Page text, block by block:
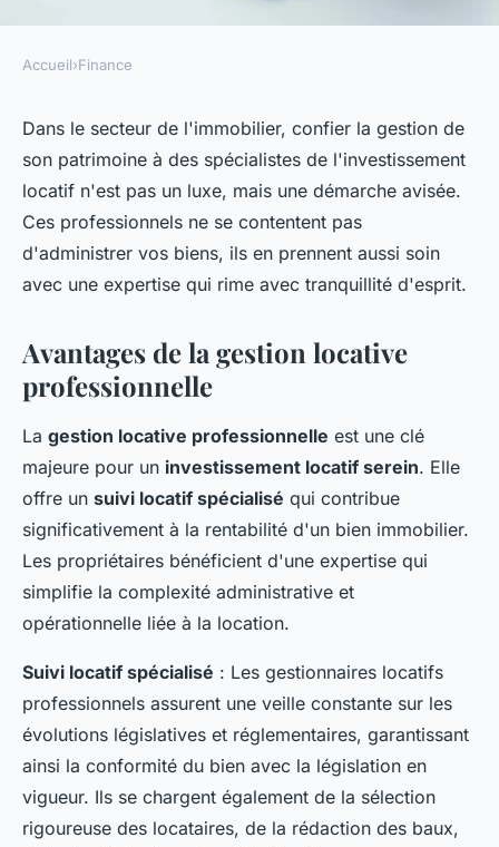
Spécialistes de
l'investissement locatif : ils
prendront soin de votre bien
telesphore•20 avril 2024•3 min de lecture
Accueil›Finance
Dans le secteur de l'immobilier, confier la gestion de
son patrimoine à des spécialistes de l'investissement
locatif n'est pas un luxe, mais une démarche avisée.
Ces professionnels ne se contentent pas
d'administrer vos biens, ils en prennent aussi soin
avec une expertise qui rime avec tranquillité d'esprit.
Avantages de la gestion locative
professionnelle
La gestion locative professionnelle est une clé
majeure pour un investissement locatif serein. Elle
offre un suivi locatif spécialisé qui contribue
significativement à la rentabilité d'un bien immobilier.
Les propriétaires bénéficient d'une expertise qui
simplifie la complexité administrative et
opérationnelle liée à la location.
Suivi locatif spécialisé : Les gestionnaires locatifs
professionnels assurent une veille constante sur les
évolutions législatives et réglementaires, garantissant
ainsi la conformité du bien avec la législation en
vigueur. Ils se chargent également de la sélection
rigoureuse des locataires, de la rédaction des baux,